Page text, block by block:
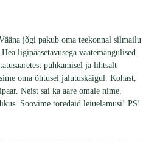
jõgi pakub oma teekonnal silmailu
ligipääsetavusega vaatemängulised
puhkamisel ja lihtsalt
oma õhtusel jalutuskäigul. Kohast,
Neist sai ka aare omale nime.
Soovime toredaid leiuelamusi! PS!